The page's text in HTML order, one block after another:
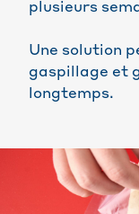
plusieurs
Une solution
gaspillage et
longtemps.